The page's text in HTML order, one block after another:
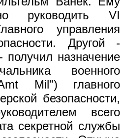
руководить VI
управления
Другой -
назначение
военного
Mil") главного
безопасности,
всего
секретной службы